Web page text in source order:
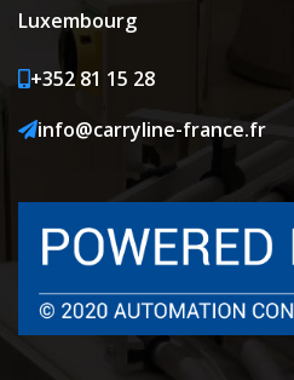
Luxembourg
+352 81 15 28
info@carryline-france.fr